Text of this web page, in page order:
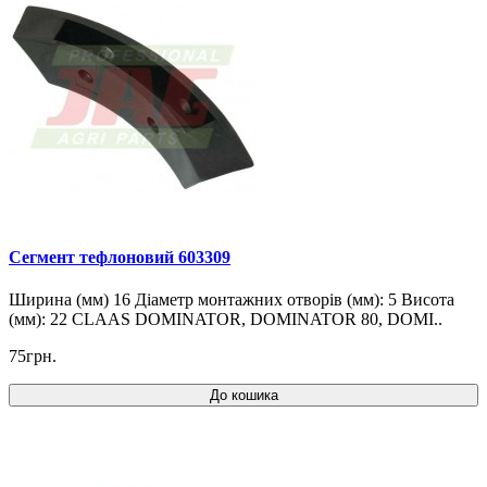
Cегмент тефлоновий 603309
Ширина (мм) 16 Діаметр монтажних отворів (мм): 5 Висота
(мм): 22 CLAAS DOMINATOR, DOMINATOR 80, DOMI..
75грн.
До кошика